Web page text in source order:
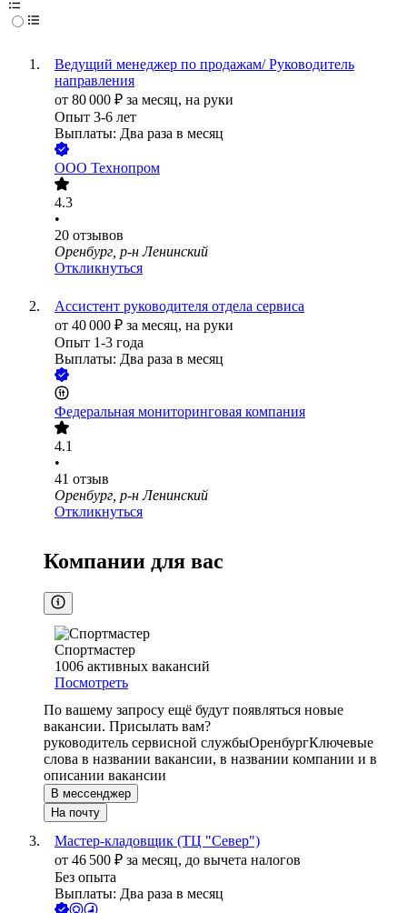
Ведущий менеджер по продажам/ Руководитель
направления
от 80 000 ₽ за месяц, на руки
Опыт 3-6 лет
Выплаты: Два раза в месяц
ООО Технопром
4.3
•
20 отзывов
Оренбург, р-н Ленинский
Откликнуться
Ассистент руководителя отдела сервиса
от 40 000 ₽ за месяц, на руки
Опыт 1-3 года
Выплаты: Два раза в месяц
Федеральная мониторинговая компания
4.1
•
41 отзыв
Оренбург, р-н Ленинский
Откликнуться
Компании для вас
Спортмастер
1006 активных вакансий
Посмотреть
По вашему запросу ещё будут появляться новые
вакансии. Присылать вам?
руководитель сервисной службыОренбургКлючевые
слова в названии вакансии, в названии компании и в
описании вакансии
В мессенджер
На почту
Мастер-кладовщик (ТЦ "Север")
от 46 500 ₽ за месяц, до вычета налогов
Без опыта
Выплаты: Два раза в месяц